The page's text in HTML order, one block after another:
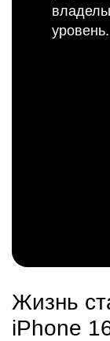
уровень.
Жизнь
iPhone